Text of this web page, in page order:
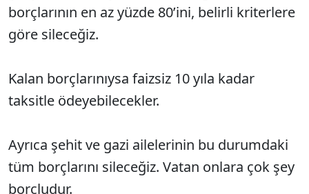
borçlarının en az yüzde 80’ini, belirli kriterlere
göre sileceğiz.
Kalan borçlarınıysa faizsiz 10 yıla kadar
taksitle ödeyebilecekler.
Ayrıca şehit ve gazi ailelerinin bu durumdaki
tüm borçlarını sileceğiz. Vatan onlara çok şey
borçludur.